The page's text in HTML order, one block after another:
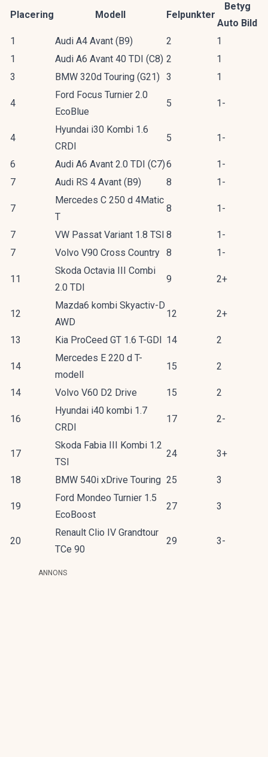
Placering Modell Felpunkter
Betyg
Auto Bild
1
Audi A4 Avant (B9) 2
1
1
Audi A6 Avant 40 TDI (C8) 2
1
3
BMW 320d Touring (G21) 3 1
4
Ford Focus Turnier 2.0
EcoBlue
5 1-
4
Hyundai i30 Kombi 1.6
CRDI
5 1-
6 Audi A6 Avant 2.0 TDI (C7)6
1-
7
Audi RS 4 Avant (B9) 8 1-
7
Mercedes C 250 d 4Matic
T
8 1-
7 VW Passat Variant 1.8 TSI 8
1-
7
Volvo V90 Cross Country 8 1-
11
Skoda Octavia III Combi
2.0 TDI
9 2+
12
Mazda6 kombi Skyactiv-D
AWD
12 2+
13 Kia ProCeed GT 1.6 T-GDI 14 2
14
Mercedes E 220 d T-
modell
15 2
14 Volvo V60 D2 Drive 15 2
16
Hyundai i40 kombi 1.7
CRDI
17 2-
17
Skoda Fabia III Kombi 1.2
TSI
24 3+
18 BMW 540i xDrive Touring 25 3
19
Ford Mondeo Turnier 1.5
EcoBoost
27 3
20
Renault Clio IV Grandtour
TCe 90
29 3-
ANNONS